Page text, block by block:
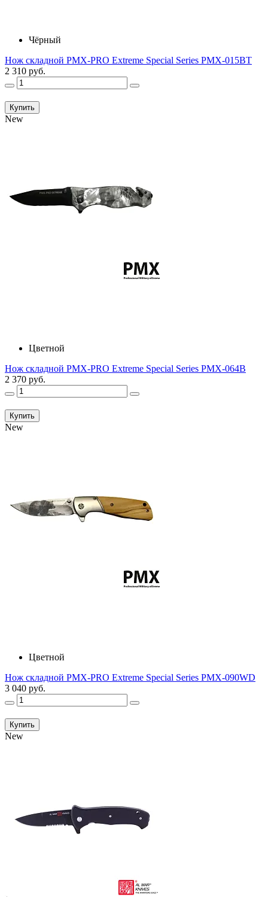
Чёрный
Нож складной PMX-PRO Extreme Special Series PMX-015BT
2 310 руб.
Купить
New
Цветной
Нож складной PMX-PRO Extreme Special Series PMX-064B
2 370 руб.
Купить
New
Цветной
Нож складной PMX-PRO Extreme Special Series PMX-090WD
3 040 руб.
Купить
New